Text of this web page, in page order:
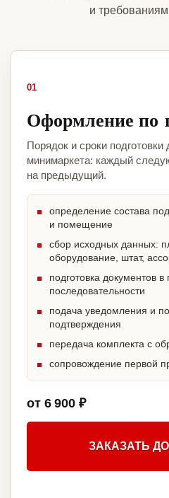
и
01
Оформление по
Порядок и сроки подготовки
минимаркета: каждый
на предыдущий.
определение состава
и помещение
сбор исходных данных:
оборудование, штат,
подготовка документов в
последовательности
подача уведомления и
подтверждения
передача комплекта с
сопровождение первой
от 6 900 ₽
ЗАКАЗАТЬ